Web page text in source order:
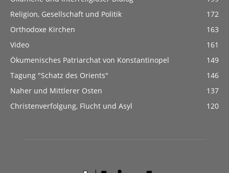
Religion, Gesellschaft und Politik
172
Orthodoxe Kirchen
163
Video
161
Ökumenisches Patriarchat von Konstantinopel
149
Tagung "Schatz des Orients"
146
Naher und Mittlerer Osten
137
Christenverfolgung, Flucht und Asyl
120